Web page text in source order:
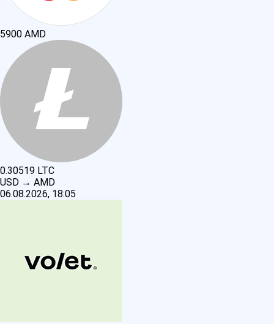
5900 AMD
0.30519 LTC
USD → AMD
06.08.2026, 18:05